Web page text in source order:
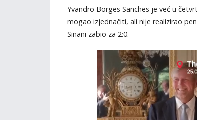
Yvandro Borges Sanches je već u
mogao izjednačiti, ali nije realizirao
Sinani zabio za 2:0.